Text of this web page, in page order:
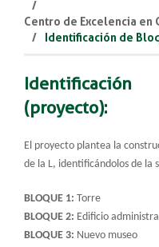
Centro de Excelencia en
Identificación de
(proyecto):
El proyecto plantea la
de la L, identificándolos de la
BLOQUE 1: Torre
BLOQUE 2: Edificio
BLOQUE 3: Nuevo museo